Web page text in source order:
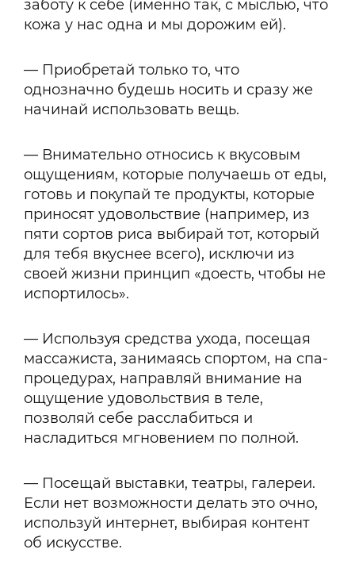
заботу к себе (именно так, с мыслью, что
кожа у нас одна и мы дорожим ей).
— Приобретай только то, что
однозначно будешь носить и сразу же
начинай использовать вещь.
— Внимательно относись к вкусовым
ощущениям, которые получаешь от еды,
готовь и покупай те продукты, которые
приносят удовольствие (например, из
пяти сортов риса выбирай тот, который
для тебя вкуснее всего), исключи из
своей жизни принцип «доесть, чтобы не
испортилось».
— Используя средства ухода, посещая
массажиста, занимаясь спортом, на спа-
процедурах, направляй внимание на
ощущение удовольствия в теле,
позволяй себе расслабиться и
насладиться мгновением по полной.
— Посещай выставки, театры, галереи.
Если нет возможности делать это очно,
используй интернет, выбирая контент
об искусстве.